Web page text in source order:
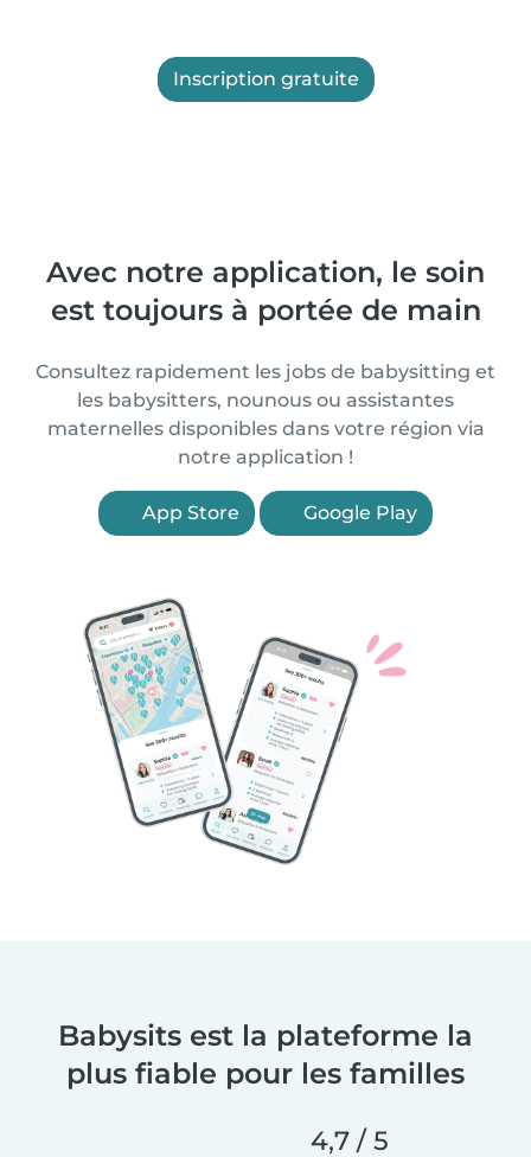
Inscription gratuite
Avec notre application, le soin
est toujours à portée de main
Consultez rapidement les jobs de babysitting et
les babysitters, nounous ou assistantes
maternelles disponibles dans votre région via
notre application !
App Store Google Play
Babysits est la plateforme la
plus fiable pour les familles
4,7 / 5